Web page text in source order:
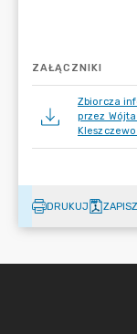
ZAŁĄCZNIKI
Zbiorcza
przez
DRUKUJ